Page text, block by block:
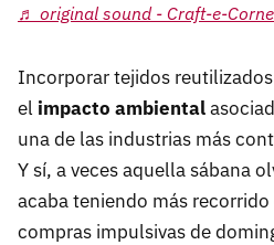
♬ original sound - Craft-e-
Incorporar tejidos
el impacto ambiental
una de las industrias más
Y sí, a veces aquella sábana
acaba teniendo más
compras impulsivas de